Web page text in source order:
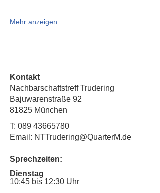
Mehr anzeigen
Kontakt
Nachbarschaftstreff Trudering
Bajuwarenstraße 92
81825 München
T: 089 43665780
Email: NTTrudering@QuarterM.de
Sprechzeiten:
Dienstag
10:45 bis 12:30 Uhr